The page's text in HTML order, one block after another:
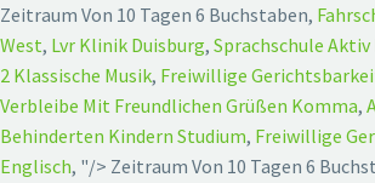
Zeitraum Von 10 Tagen 6 Buchstaben,
West, Lvr Klinik Duisburg, Sprachschule
2 Klassische Musik, Freiwillige
Verbleibe Mit Freundlichen Grüßen Komma,
Behinderten Kindern Studium, Freiwillige
Englisch, "/> Zeitraum Von 10 Tagen 6